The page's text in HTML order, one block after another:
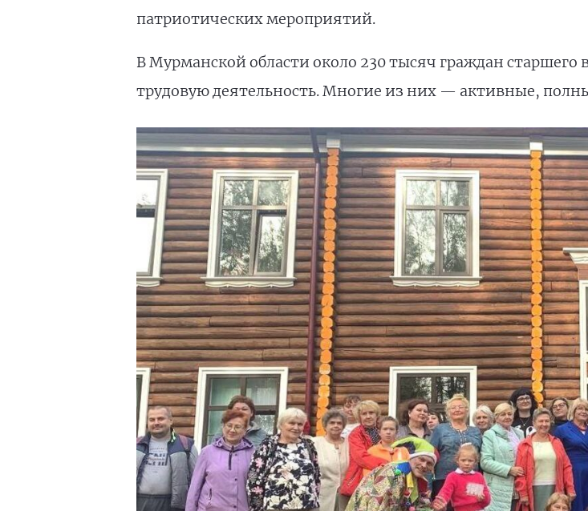
патриотических мероприятий.
В Мурманской области около 230 тысяч граждан
трудовую деятельность. Многие из них — активные,